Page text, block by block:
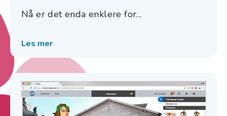
Nå er det enda enklere for...
Les mer